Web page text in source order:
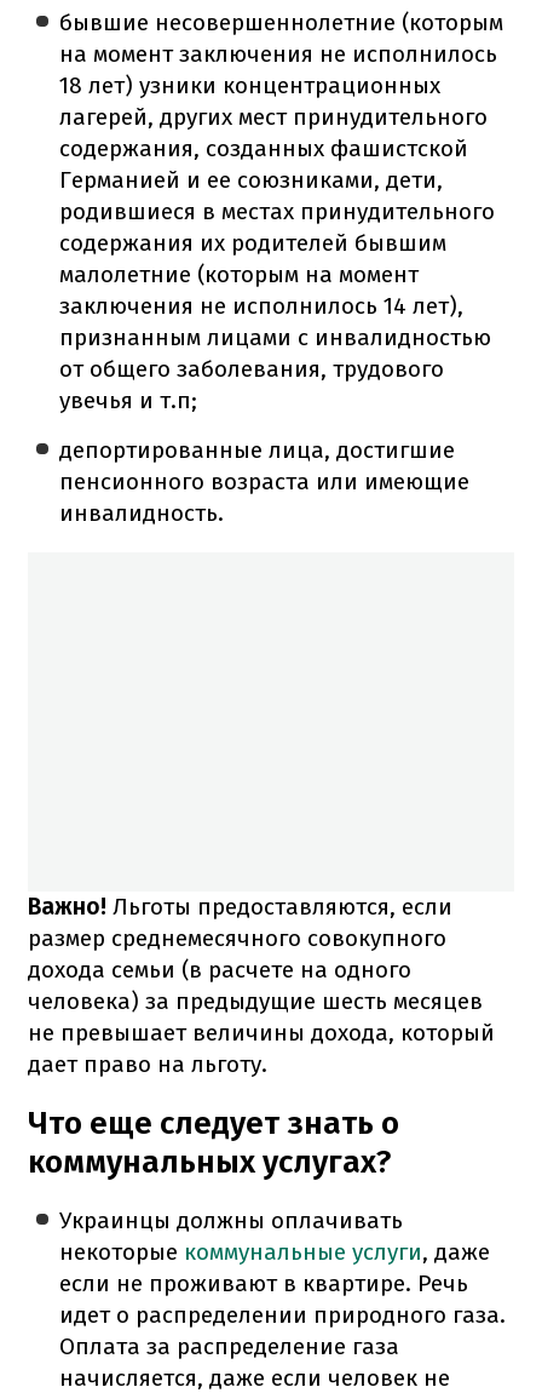
бывшие несовершеннолетние (которым
на момент заключения не исполнилось
18 лет) узники концентрационных
лагерей, других мест принудительного
содержания, созданных фашистской
Германией и ее союзниками, дети,
родившиеся в местах принудительного
содержания их родителей бывшим
малолетние (которым на момент
заключения не исполнилось 14 лет),
признанным лицами с инвалидностью
от общего заболевания, трудового
увечья и т.п;
депортированные лица, достигшие
пенсионного возраста или имеющие
инвалидность.
Важно! Льготы предоставляются, если
размер среднемесячного совокупного
дохода семьи (в расчете на одного
человека) за предыдущие шесть месяцев
не превышает величины дохода, который
дает право на льготу.
Что еще следует знать о
коммунальных услугах?
Украинцы должны оплачивать
некоторые коммунальные услуги, даже
если не проживают в квартире. Речь
идет о распределении природного газа.
Оплата за распределение газа
начисляется, даже если человек не